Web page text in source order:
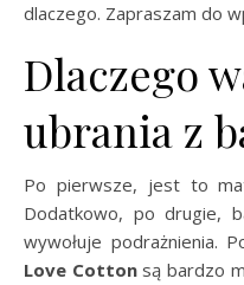
dlaczego. Zapraszam do
Dlaczego
ubrania z
Po pierwsze, jest to
Dodatkowo, po drugie,
wywołuje podrażnienia.
Love Cottonsą bardzo